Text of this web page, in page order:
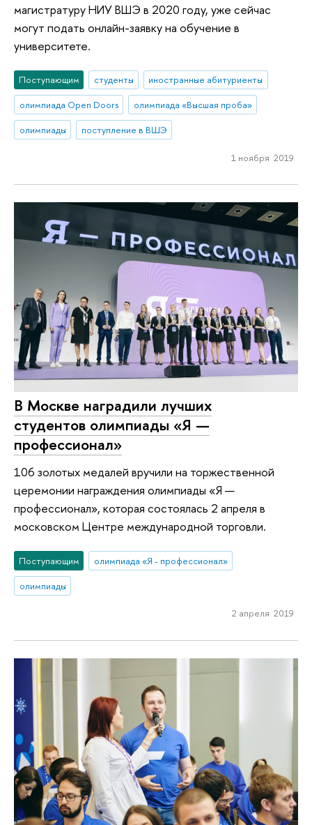
магистратуру НИУ ВШЭ в 2020 году, уже сейчас
могут подать онлайн-заявку на обучение в
университете.
Поступающим студенты
иностранные абитуриенты
олимпиада Open Doors
олимпиада «Высшая проба»
олимпиады
поступление в ВШЭ
1 ноября 2019
В Москве наградили лучших
студентов олимпиады «Я —
профессионал»
106 золотых медалей вручили на торжественной
церемонии награждения олимпиады «Я —
профессионал», которая состоялась 2 апреля в
московском Центре международной торговли.
Поступающим
олимпиада «Я - профессионал»
олимпиады
2 апреля 2019